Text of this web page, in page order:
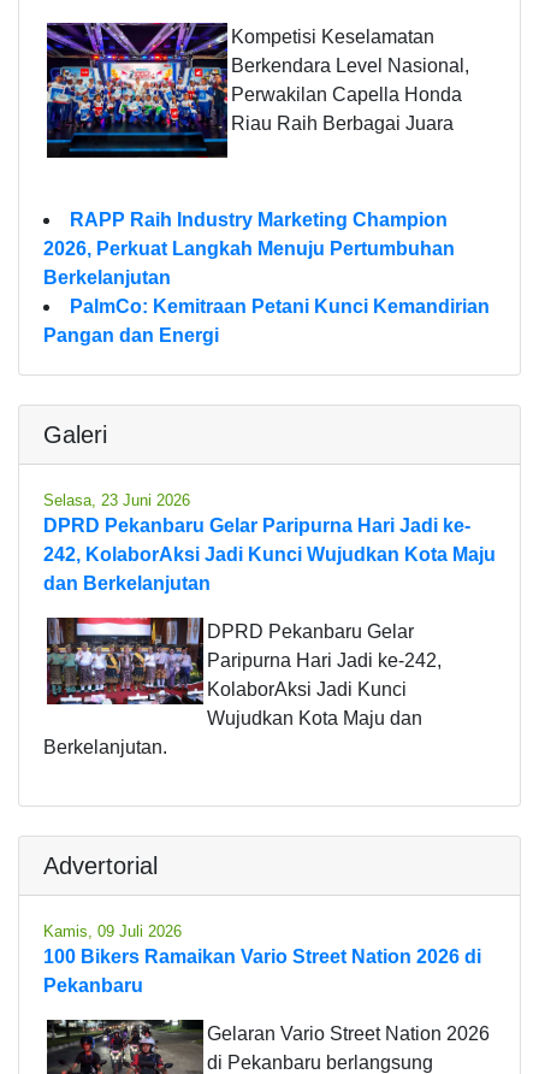
Kompetisi Keselamatan
Berkendara Level Nasional,
Perwakilan Capella Honda
Riau Raih Berbagai Juara
RAPP Raih Industry Marketing Champion
2026, Perkuat Langkah Menuju Pertumbuhan
Berkelanjutan
PalmCo: Kemitraan Petani Kunci Kemandirian
Pangan dan Energi
Galeri
Selasa, 23 Juni 2026
DPRD Pekanbaru Gelar Paripurna Hari Jadi ke-
242, KolaborAksi Jadi Kunci Wujudkan Kota Maju
dan Berkelanjutan
DPRD Pekanbaru Gelar
Paripurna Hari Jadi ke-242,
KolaborAksi Jadi Kunci
Wujudkan Kota Maju dan
Berkelanjutan.
Advertorial
Kamis, 09 Juli 2026
100 Bikers Ramaikan Vario Street Nation 2026 di
Pekanbaru
Gelaran Vario Street Nation 2026
di Pekanbaru berlangsung